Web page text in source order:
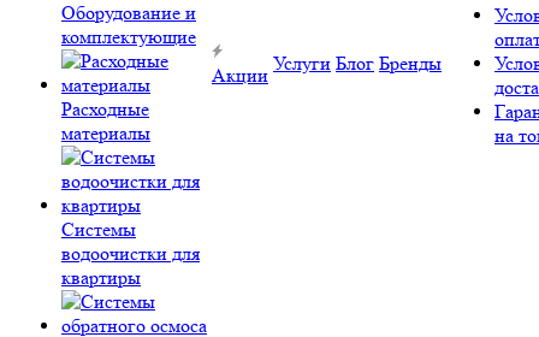
Оборудование и
комплектующие
Расходные
материалы
Системы
водоочистки для
квартиры
Акции
Услуги Блог Бренды
на